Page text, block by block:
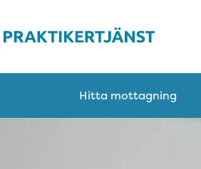
Hitta mottagning